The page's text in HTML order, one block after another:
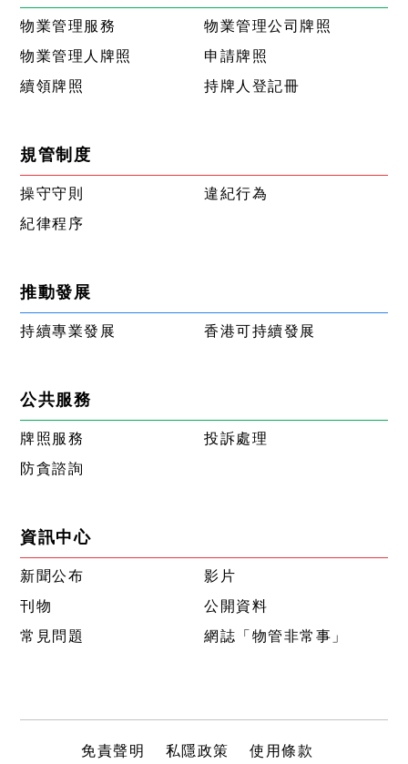
物業管理服務
物業管理公司牌照
物業管理人牌照
申請牌照
續領牌照
持牌人登記冊
規管制度
操守守則
違紀行為
紀律程序
推動發展
持續專業發展 香港可持續發展
公共服務
牌照服務
投訴處理
防貪諮詢
資訊中心
新聞公布
影片
刊物
公開資料
常見問題
網誌「物管非常事」
免責聲明 私隱政策 使用條款